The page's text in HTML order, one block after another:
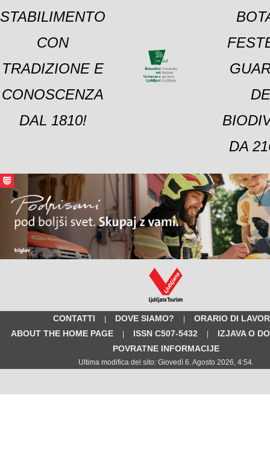
STABILIMENTO
CON
TRADIZIONE E
CONOSCENZA
DAL 1810!
DA
CONTATTI | DOVE SIAMO? |
ORARIO DI
ABOUT THE HOME PAGE
| ISSN C507-5432 |
IZJAVA O
POVRATNE INFORMACIJE
Ultima modifica del sito: Giovedì 6. Agosto 2026, 4:54.